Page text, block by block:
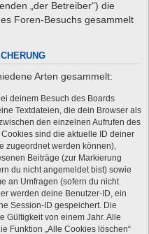
„der Betreiber“) die
Foren-Besuchs gesammelt
Arten gesammelt:
deinem Besuch des Boards
Textdateien, die dein Browser als
den einzelnen Aufrufen des
sind die aktuelle ID deiner
zugeordnet werden können),
Beiträge (zur Markierung
du nicht angemeldet bist) sowie
an Umfragen (sofern du nicht
werden deine Benutzer-ID, ein
Session-ID gespeichert. Die
Gültigkeit von einem Jahr. Alle
Funktion „Alle Cookies löschen“